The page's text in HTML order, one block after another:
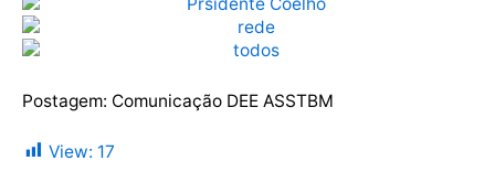
Postagem: Comunicação DEE ASSTBM
View: 17